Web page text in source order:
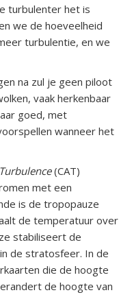
turbulenter het is
we de hoeveelheid
turbulentie, en we
na zul je geen piloot
vaak herkenbaar
goed, met
wanneer het
(CAT)
met een
is de tropopauze
de temperatuur over
stabiliseert de
de stratosfeer. In de
die de hoogte
de hoogte van